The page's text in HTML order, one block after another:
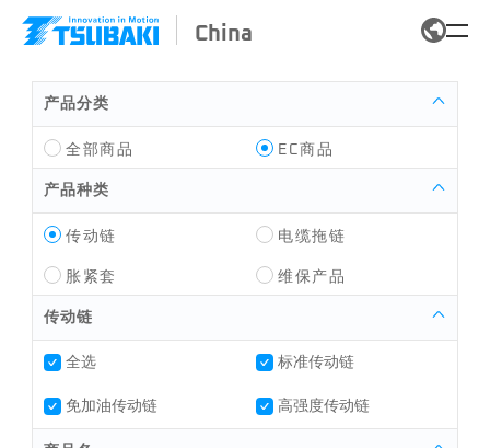
China
产品分类
全部商品 EC商品
产品种类
传动链 电缆拖链
胀紧套 维保产品
传动链
全选 标准传动链
免加油传动链 高强度传动链